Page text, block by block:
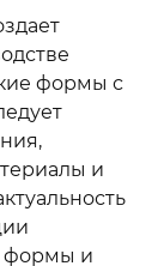
формы с
и
формы и